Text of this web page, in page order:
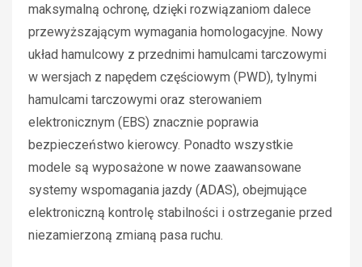
maksymalną ochronę, dzięki rozwiązaniom dalece
przewyższającym wymagania homologacyjne. Nowy
układ hamulcowy z przednimi hamulcami tarczowymi
w wersjach z napędem częściowym (PWD), tylnymi
hamulcami tarczowymi oraz sterowaniem
elektronicznym (EBS) znacznie poprawia
bezpieczeństwo kierowcy. Ponadto wszystkie
modele są wyposażone w nowe zaawansowane
systemy wspomagania jazdy (ADAS), obejmujące
elektroniczną kontrolę stabilności i ostrzeganie przed
niezamierzoną zmianą pasa ruchu.